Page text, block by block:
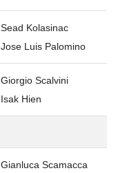
Sead Kolasinac
Jose Luis Palomino
Giorgio Scalvini
Isak Hien
Gianluca Scamacca